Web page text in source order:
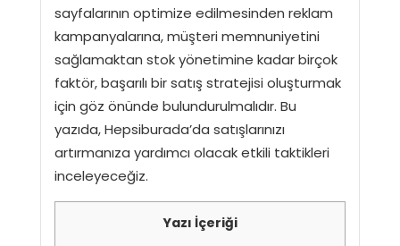
sayfalarının optimize edilmesinden reklam
kampanyalarına, müşteri memnuniyetini
sağlamaktan stok yönetimine kadar birçok
faktör, başarılı bir satış stratejisi oluşturmak
için göz önünde bulundurulmalıdır. Bu
yazıda, Hepsiburada’da satışlarınızı
artırmanıza yardımcı olacak etkili taktikleri
inceleyeceğiz.
Yazı İçeriği